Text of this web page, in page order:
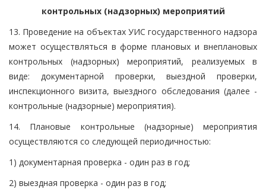
контрольных (надзорных) мероприятий
13. Проведение на объектах УИС государственного надзора
может осуществляться в форме плановых и внеплановых
контрольных (надзорных) мероприятий, реализуемых в
виде: документарной проверки, выездной проверки,
инспекционного визита, выездного обследования (далее -
контрольные (надзорные) мероприятия).
14. Плановые контрольные (надзорные) мероприятия
осуществляются со следующей периодичностью:
1) документарная проверка - один раз в год;
2) выездная проверка - один раз в год;